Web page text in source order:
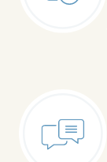
鹿児島県